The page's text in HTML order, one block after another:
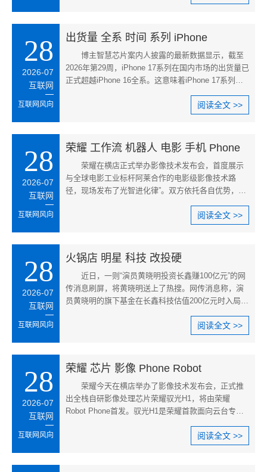
28
2026-07
互联网
互联网风向
出货量 全系 时间 系列 iPhone
博主智慧芯片案内人披露的最新数据显示，截至
2026年第29周，iPhone 17系列在国内市场的出货量已
正式超越iPhone 16全系。这意味着iPhone 17系列用
阅读全文 >>
28
2026-07
互联网
互联网风向
荣耀 工作流 机器人 电影 手机 Phone
荣耀在横店正式举办影像技术发布会，首度展示
与全球电影工业标杆阿莱合作的电影级影像技术路
径，现场发布了光智进化律”。双方依托各自优势，以
阅读全文 >>
28
2026-07
互联网
互联网风向
火锅店 明星 科技 改投硬
​近日，一则“演员黄晓明投资长鑫赚100亿元”的网
传消息刷屏，将黄晓明送上了热搜。网传消息称，演
员黄晓明的旗下基金在长鑫科技估值200亿元时入局，
阅读全文 >>
28
2026-07
互联网
互联网风向
荣耀 芯片 影像 Phone Robot
荣耀今天在横店举办了影像技术发布会，正式推
出全栈自研影像处理芯片荣耀驭光H1，将由荣耀
Robot Phone首发。驭光H1是荣耀首款面向云台专业
阅读全文 >>